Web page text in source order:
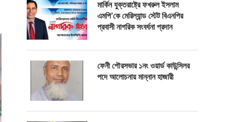
মার্কিন যুক্তরাষ্ট্রে ফখরুল ইসলাম
এমপি’কে মেরিল্যান্ড স্টেট বিএনপির
প্রবাসী নাগরিক সংবর্ধনা প্রদান
ফেনী পৌরসভার ১নং ওয়ার্ড কাউন্সিলর
পদে আলোচনায় মান্নান হাজারী